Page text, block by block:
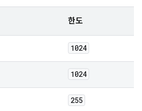
한도
1024
1024
255